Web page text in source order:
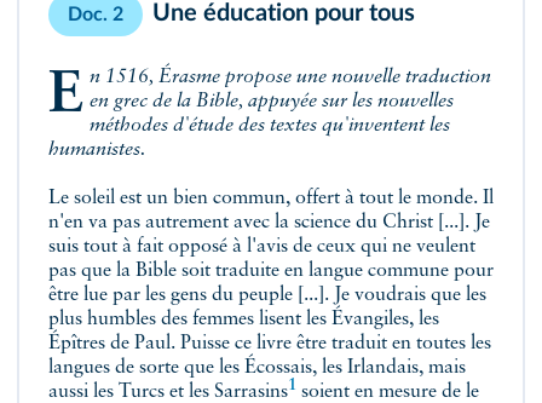
Doc. 2 Une éducation pour tous
En 1516, Érasme propose une nouvelle traduction en grec de la Bible, appuyée sur les nouvelles
méthodes d'étude des textes qu'inventent les
humanistes.
Le soleil est un bien commun, offert à tout le monde. Il
n'en va pas autrement avec la science du Christ [...]. Je
suis tout à fait opposé à l'avis de ceux qui ne veulent
pas que la Bible soit traduite en langue commune pour
être lue par les gens du peuple [...]. Je voudrais que les
plus humbles des femmes lisent les Évangiles, les
Épîtres de Paul. Puisse ce livre être traduit en toutes les
langues de sorte que les Écossais, les Irlandais, mais
aussi les Turcs et les Sarrasins1 soient en mesure de le